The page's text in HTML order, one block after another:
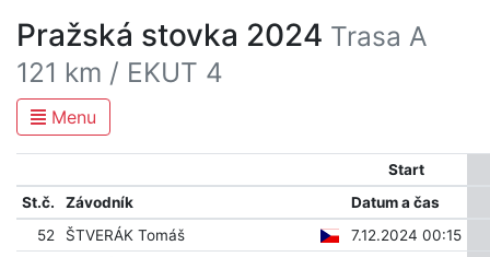
Pražská stovka 2024 Trasa A
121 km / EKUT 4
Menu
Start
St.č.
Závodník
Datum a čas
52
ŠTVERÁK Tomáš
7.12.2024 00:15